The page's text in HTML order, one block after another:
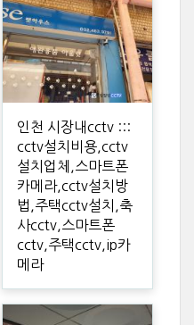
인천 시장내cctv :::
cctv설치비용,cctv
설치업체,스마트폰
카메라,cctv설치방
법,주택cctv설치,축
사cctv,스마트폰
cctv,주택cctv,ip카
메라